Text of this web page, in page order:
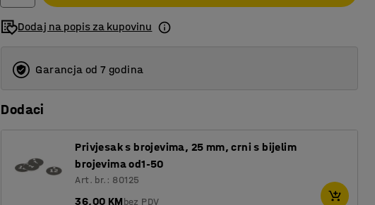
Dodaj na popis za kupovinu
Garancja od 7 godina
Dodaci
Privjesak s brojevima, 25 mm, crni s bijelim
brojevima od1-50
Art. br.: 80125
36,00 KMbez PDV